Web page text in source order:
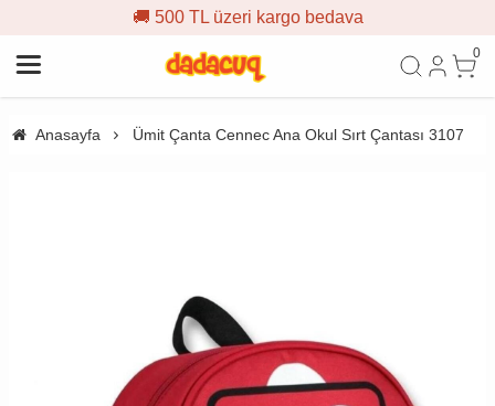
🚚 500 TL üzeri kargo bedava
0
Anasayfa Ümit Çanta Cennec Ana Okul Sırt Çantası 3107